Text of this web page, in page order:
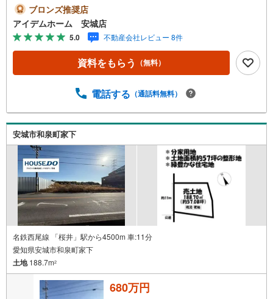
圏内◎■小学校＆保育園が徒歩10分で子育て環境良好！■建
築条件なし！お好きなハウスメーカーで建築可能♪■ライフ
ライン＆造成工事後の完成宅地渡し！《本日見学OK！》営
業時間内（9:00～19:00）は、下記電話フォームよりお電話
をして頂けるとスムーズに見学のご案内ができます。＜自
己資金0円でも大丈夫＞*水曜日も営業しております*今から
出来ます*自営業の方・買い替えの方など資金計画でご不安
外の発売予定物件の情報の提供・現に売り出し中物件の商
談などの販売状況や工事進捗状況の提供・豊富な物件情報
の中からお客様のご要望に合わせて物件をご紹介*アイデム
ホームではお客様第一での営業を心掛けております*是非お
気軽にお問い合わせくださいませ！
ブロンズ推奨店
アイデムホーム 安城店
5.0 不動産会社レビュー 8件
資料をもらう （無料）
電話する （通話料無料）
安城市和泉町家下
名鉄西尾線 「桜井」駅から4500m 車:11分
愛知県安城市和泉町家下
土地188.7m2
680万円